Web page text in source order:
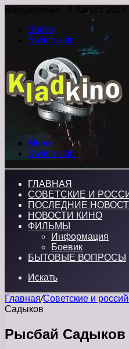
Воскресенье , 9 Август 2026
Войти
Switch skin
Меню
Switch skin
ГЛАВНАЯ
СОВЕТСКИЕ И
ПОСЛЕДНИЕ
НОВОСТИ КИНО
ФИЛЬМЫ
Информация
Боевик
БЫТОВЫЕ ВОПРОСЫ
Искать
Главная/Советские и
Садыков
Рысбай Садыков